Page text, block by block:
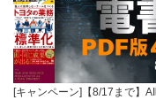
[キャンペーン]【8/17まで】